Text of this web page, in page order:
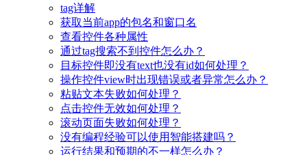
tag详解
获取当前app的包名和窗口名
查看控件各种属性
通过tag搜索不到控件怎么办？
目标控件即没有text也没有id如何处理？
操作控件view时出现错误或者异常怎么办？
粘贴文本失败如何处理？
点击控件无效如何处理？
滚动页面失败如何处理？
没有编程经验可以使用智能搭建吗？
运行结果和预期的不一样怎么办？